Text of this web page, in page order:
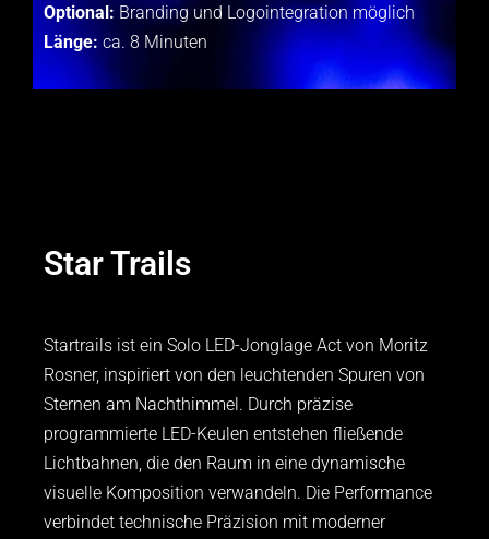
Optional: Branding und Logointegration möglich
Länge: ca. 8 Minuten
Star Trails
Startrails ist ein Solo LED-Jonglage Act von Moritz
Rosner, inspiriert von den leuchtenden Spuren von
Sternen am Nachthimmel. Durch präzise
programmierte LED-Keulen entstehen fließende
Lichtbahnen, die den Raum in eine dynamische
visuelle Komposition verwandeln. Die Performance
verbindet technische Präzision mit moderner